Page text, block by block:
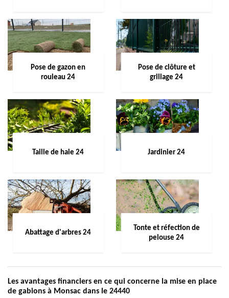
Pose de gazon en
rouleau 24
Pose de clôture et
grillage 24
Taille de haie 24 Jardinier 24
Abattage d'arbres 24
Tonte et réfection de
pelouse 24
Les avantages financiers en ce qui concerne la mise en place
de gabions à Monsac dans le 24440